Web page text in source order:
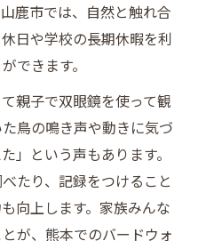
鹿市では、自然と触れ合
日や学校の長期休暇を利
できます。
親子で双眼鏡を使って観
鳥の鳴き声や動きに気づ
」という声もあります。
たり、記録をつけること
向上します。家族みんな
が、熊本でのバードウォ